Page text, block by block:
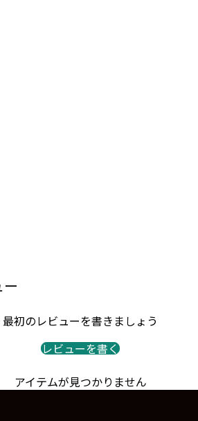
最初のレビューを書きましょう
レビューを書く
アイテムが見つかりません